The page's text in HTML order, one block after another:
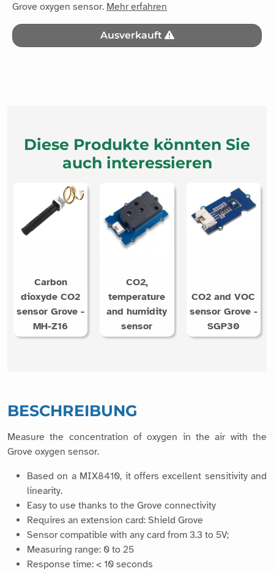
Grove oxygen sensor. Mehr erfahren
Ausverkauft
Diese Produkte könnten Sie
auch interessieren
Carbon
dioxyde CO2
sensor Grove -
MH-Z16
CO2,
temperature
and humidity
sensor
CO2 and VOC
sensor Grove -
SGP30
BESCHREIBUNG
Measure the concentration of oxygen in the air with the
Grove oxygen sensor.
Based on a MIX8410, it offers excellent sensitivity and
linearity.
Easy to use thanks to the Grove connectivity
Requires an extension card: Shield Grove
Sensor compatible with any card from 3.3 to 5V;
Measuring range: 0 to 25
Response time: < 10 seconds